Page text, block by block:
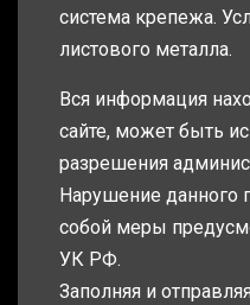
система крепежа.
листового металла.
Вся информация
сайте, может быть
разрешения
Нарушение данного
собой меры
УК РФ.
Заполняя и